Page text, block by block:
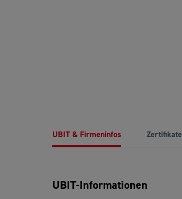
UBIT & Firmeninfos Zertifikate
UBIT-Informationen